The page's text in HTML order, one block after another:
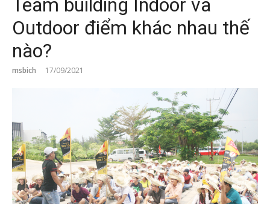
Outdoor điểm khác nhau thế
nào?
msbich 17/09/2021